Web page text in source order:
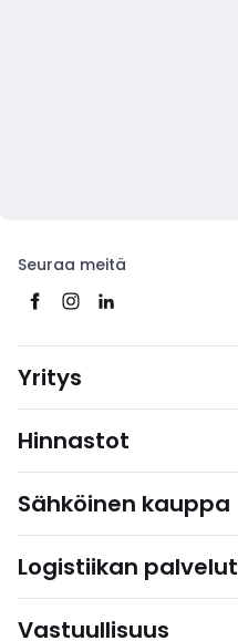
Seuraa meitä
Yritys
Hinnastot
Sähköinen kauppa
Logistiikan palvelut
Vastuullisuus